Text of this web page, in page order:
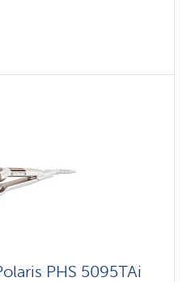
PHS 5095TAi